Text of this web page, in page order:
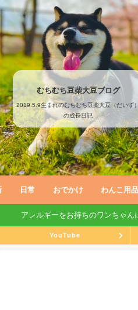
むちむち豆柴大豆ブログ
2019.5.9生まれのむちむち豆柴大豆（だいず）
の成長日記
日常 おでかけ わんこ用品
アレルギーをお持ちのワンちゃ
YouTube